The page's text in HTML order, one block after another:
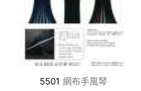
5501 網布手風琴